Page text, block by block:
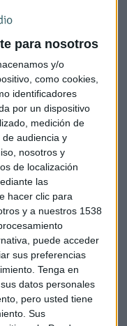
para nosotros
y/o
como cookies,
identificadores
por un dispositivo
medición de
audiencia y
nosotros y
de localización
las
hacer clic para
y a nuestros 1538
puede acceder
sus preferencias
Tenga en
datos personales
pero usted tiene
Sus
de Crédito en
e Iberinform
de la política de
Solo el 23% de las
de riesgos
aprobación y
al riesgo para
la evolución de
en 2025.
a cerca de 600
con la
indicador alcanzó
de las empresas
Un 31% de las
criterios de solvencia